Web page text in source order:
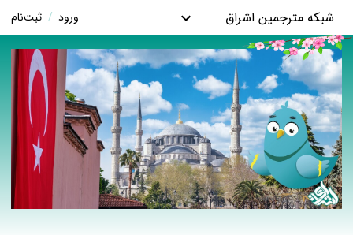
شبکه مترجمین اشراق ورود / ثبت‌نام